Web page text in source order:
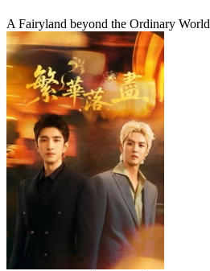
A Fairyland beyond the Ordinary World